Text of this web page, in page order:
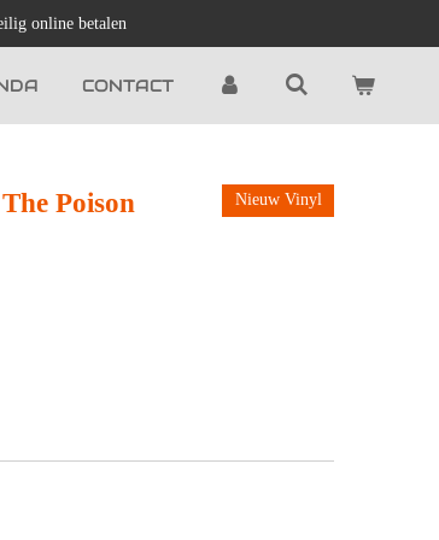
online betalen
CONTACT
Poison Nieuw Vinyl